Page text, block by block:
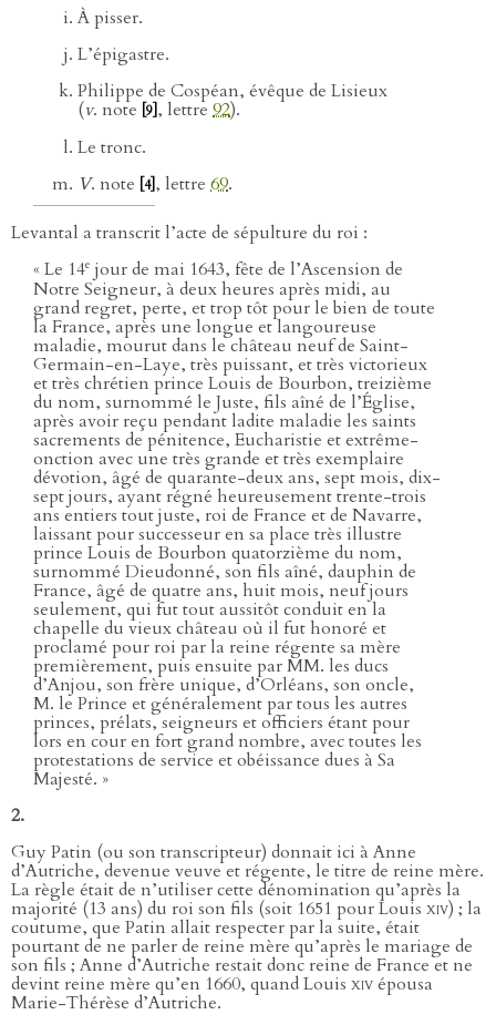
À pisser.
L’épigastre.
Philippe de Cospéan, évêque de Lisieux
(v. note [9], lettre 92).
Le tronc.
V. note [4], lettre 69.
Levantal a transcrit l’acte de sépulture du roi :
« Le 14e jour de mai 1643, fête de l’Ascension de
Notre Seigneur, à deux heures après midi, au
grand regret, perte, et trop tôt pour le bien de toute
la France, après une longue et langoureuse
maladie, mourut dans le château neuf de Saint-
Germain-en-Laye, très puissant, et très victorieux
et très chrétien prince Louis de Bourbon, treizième
du nom, surnommé le Juste, fils aîné de l’Église,
après avoir reçu pendant ladite maladie les saints
sacrements de pénitence, Eucharistie et extrême-
onction avec une très grande et très exemplaire
dévotion, âgé de quarante-deux ans, sept mois, dix-
sept jours, ayant régné heureusement trente-trois
ans entiers tout juste, roi de France et de Navarre,
laissant pour successeur en sa place très illustre
prince Louis de Bourbon quatorzième du nom,
surnommé Dieudonné, son fils aîné, dauphin de
France, âgé de quatre ans, huit mois, neuf jours
seulement, qui fut tout aussitôt conduit en la
chapelle du vieux château où il fut honoré et
proclamé pour roi par la reine régente sa mère
premièrement, puis ensuite par MM. les ducs
d’Anjou, son frère unique, d’Orléans, son oncle,
M. le Prince et généralement par tous les autres
princes, prélats, seigneurs et officiers étant pour
lors en cour en fort grand nombre, avec toutes les
protestations de service et obéissance dues à Sa
Majesté. »
2.
Guy Patin (ou son transcripteur) donnait ici à Anne
d’Autriche, devenue veuve et régente, le titre de reine mère.
La règle était de n’utiliser cette dénomination qu’après la
majorité (13 ans) du roi son fils (soit 1651 pour Louis xiv) ; la
coutume, que Patin allait respecter par la suite, était
pourtant de ne parler de reine mère qu’après le mariage de
son fils ; Anne d’Autriche restait donc reine de France et ne
devint reine mère qu’en 1660, quand Louis xivépousa
Marie-Thérèse d’Autriche.